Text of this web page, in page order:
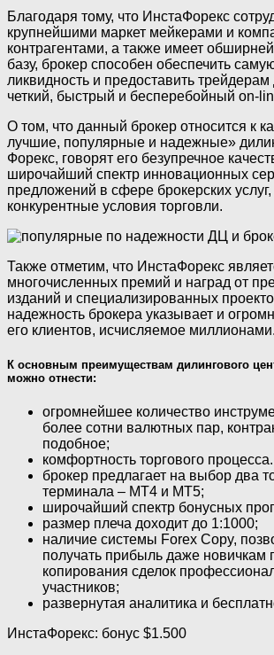
Благодаря тому, что ИнстаФорекс
крупнейшими маркет мейкерами и
контрагентами, а также имеет
базу, брокер способен обеспечить
ликвидность и предоставить трейдерам
четкий, быстрый и бесперебойный on-
О том, что данный брокер относится к
лучшие, популярные и надежные»
Форекс, говорят его безупречное
широчайший спектр инновационных
предложений в сфере брокерских
конкурентные условия торговли.
Также отметим, что ИнстаФорекс
многочисленных премий и наград от
изданий и специализированных
надежность брокера указывает и
его клиентов, исчисляемое миллионами.
К основным преимуществам дилингового
можно отнести:
огромнейшее количество
более сотни валютных пар,
подобное;
комфортность торгового процесса.
брокер предлагает на выбор два
терминала – МТ4 и МТ5;
широчайший спектр бонусных
размер плеча доходит до 1:1000;
наличие системы Forex Copy,
получать прибыль даже новичкам
копирования сделок
участников;
развернутая аналитика и
ИнстаФорекс: бонус $1.500